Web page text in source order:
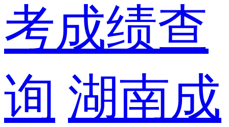
考成绩查
询 湖南成